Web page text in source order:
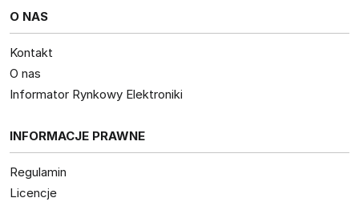
O NAS
Kontakt
O nas
Informator Rynkowy Elektroniki
INFORMACJE PRAWNE
Regulamin
Licencje